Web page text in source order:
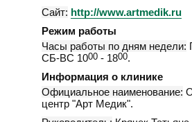
Сайт: http://www.artmedik.ru
Режим работы
Часы работы по дням недели:
СБ-ВС 1000 - 1800.
Информация о клинике
Официальное наименование:
центр "Арт Медик".